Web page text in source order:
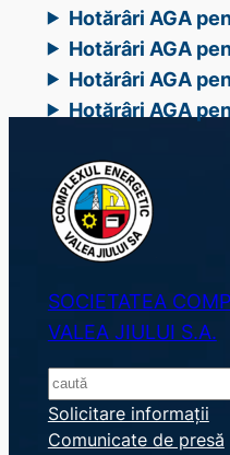
Hotărâri AGA
Hotărâri AGA
Hotărâri AGA
Hotărâri AGA
SOCIETATEA
VALEA JIULUI S.A.
S
e
a
Solicitare informații
Comunicate de presă